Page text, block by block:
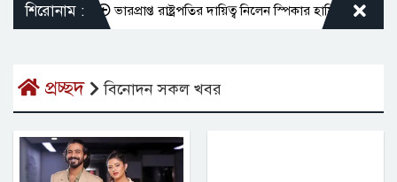
শিরোনাম :
মসজিদ ভারপ্রাপ্ত রাষ্ট্রপতির দায়িত্ব নিলেন স্পিকার হাফিজ উদ্দিন আহমদ
প্রচ্ছদ বিনোদন সকল খবর